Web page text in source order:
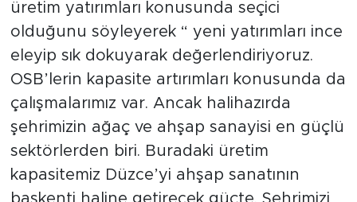
üretim yatırımları konusunda seçici
olduğunu söyleyerek “ yeni yatırımları ince
eleyip sık dokuyarak değerlendiriyoruz.
OSB’lerin kapasite artırımları konusunda da
çalışmalarımız var. Ancak halihazırda
şehrimizin ağaç ve ahşap sanayisi en güçlü
sektörlerden biri. Buradaki üretim
kapasitemiz Düzce’yi ahşap sanatının